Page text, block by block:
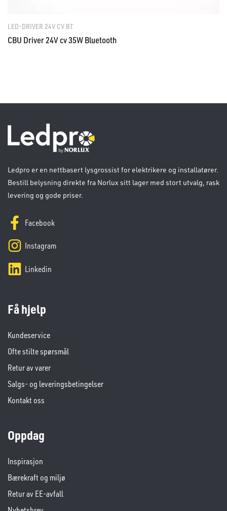
LED-DRIVER 24V CV BT
CBU Driver 24V cv 35W Bluetooth
Ledpro er en nettbasert lysgrossist for elektrikere og installatører.
Bestill belysning direkte fra Norlux sitt lager med stort utvalg, rask
levering og gode priser.
Facebook
Instagram
Linkedin
Få hjelp
Kundeservice
Ofte stilte spørsmål
Retur av varer
Salgs- og leveringsbetingelser
Kontakt oss
Oppdag
Inspirasjon
Bærekraft og miljø
Retur av EE-avfall